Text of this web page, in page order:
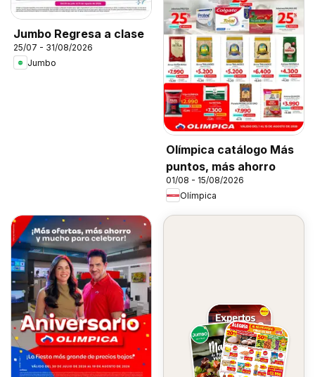
Jumbo Regresa a clase
25/07 - 31/08/2026
Jumbo
Olímpica catálogo Más
puntos, más ahorro
01/08 - 15/08/2026
Olímpica